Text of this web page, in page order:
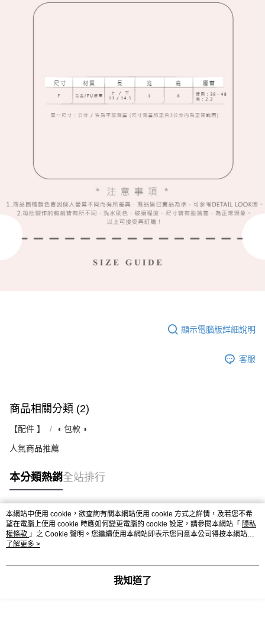
顯示電腦版詳細說明
客服
商品相關分類 (2)
【配件 】 ◖ 包款 ◗
人氣商品推薦
本分類熱銷全站排行
熱門標籤
本網站中使用 cookie，欲查詢有關本網站使用 cookie 方式之詳情，及若您不希
望在電腦上使用 cookie 時應如何變更電腦的 cookie 設定，請參閱本網站「 隱私
權條款 」之 Cookie 聲明。您繼續使用本網站即表示您同意本公司得按本網站使
用條款之 Cookie 聲明使用 cookie。
了解更多 >
我知道了